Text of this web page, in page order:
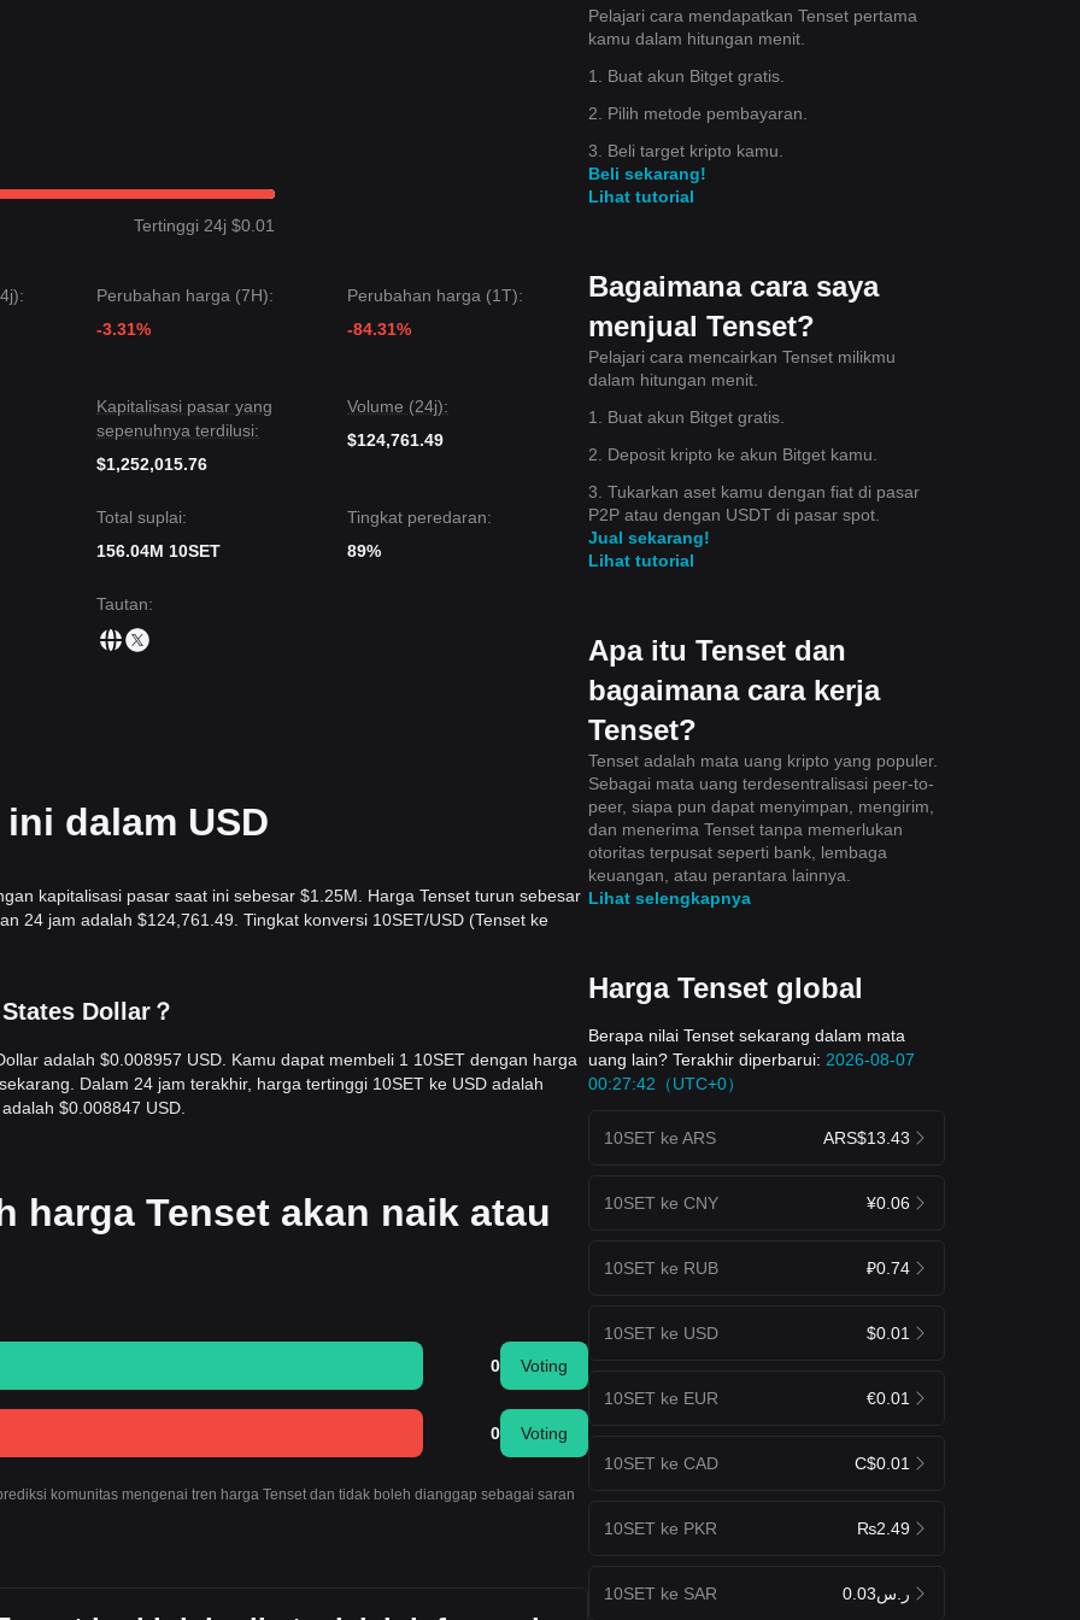
struktur hargaBergerak dalam Rentang (Range-bound)
. Saat ini, pasar menunggu katalis untuk mendorong
dapat membuat harga turun menuju $0.1600.
$0.1850.
Tertinggi 24j $0.01
Perubahan harga (7H):
-3.31%
Perubahan harga (1T):
-84.31%
Kapitalisasi pasar yang
sepenuhnya terdilusi:
$1,252,015.76
Volume (24j):
$124,761.49
Total suplai:
156.04M 10SET
Tingkat peredaran:
89%
Tautan:
dalam USD
kapitalisasi pasar saat ini sebesar $1.25M. Harga Tenset turun sebesar
24 jam adalah $124,761.49. Tingkat konversi 10SET/USD (Tenset ke
Dollar？
adalah $0.008957 USD. Kamu dapat membeli 1 10SET dengan harga
Dalam 24 jam terakhir, harga tertinggi 10SET ke USD adalah
$0.008847 USD.
harga Tenset akan naik atau
0 Voting
0 Voting
komunitas mengenai tren harga Tenset dan tidak boleh dianggap sebagai saran
Pelajari cara mendapatkan Tenset pertama
kamu dalam hitungan menit.
1. Buat akun Bitget gratis.
2. Pilih metode pembayaran.
3. Beli target kripto kamu.
Beli sekarang!
Lihat tutorial
Bagaimana cara saya
menjual Tenset?
Pelajari cara mencairkan Tenset milikmu
dalam hitungan menit.
1. Buat akun Bitget gratis.
2. Deposit kripto ke akun Bitget kamu.
3. Tukarkan aset kamu dengan fiat di pasar
P2P atau dengan USDT di pasar spot.
Jual sekarang!
Lihat tutorial
Apa itu Tenset dan
bagaimana cara kerja
Tenset?
Tenset adalah mata uang kripto yang populer.
Sebagai mata uang terdesentralisasi peer-to-
peer, siapa pun dapat menyimpan, mengirim,
dan menerima Tenset tanpa memerlukan
otoritas terpusat seperti bank, lembaga
keuangan, atau perantara lainnya.
Lihat selengkapnya
Harga Tenset global
Berapa nilai Tenset sekarang dalam mata
uang lain? Terakhir diperbarui: 2026-08-07
00:27:42（UTC+0）
10SET ke ARS ARS$13.43
10SET ke CNY ¥0.06
10SET ke RUB ₽0.74
10SET ke USD $0.01
10SET ke EUR €0.01
10SET ke CAD C$0.01
10SET ke PKR ₨2.49
10SET ke SAR ر.س0.03